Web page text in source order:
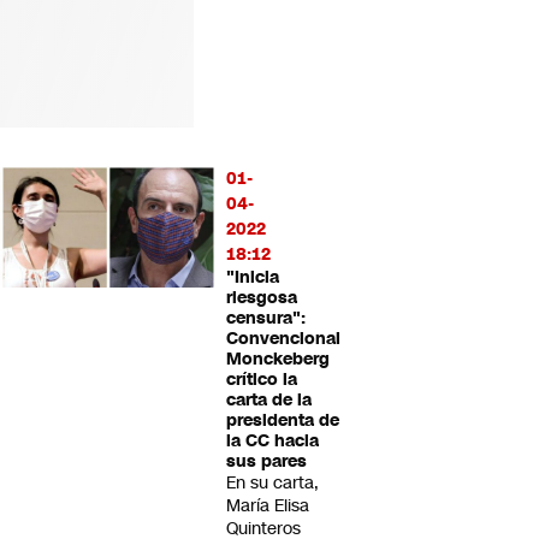
01-
04-
2022
18:12
"Inicia
riesgosa
censura":
Convencional
Monckeberg
crítico la
carta de la
presidenta de
la CC hacia
sus pares
En su carta,
María Elisa
Quinteros